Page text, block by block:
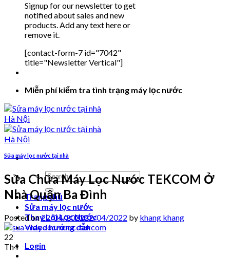
Signup for our newsletter to get
notified about sales and new
products. Add any text here or
remove it.
[contact-form-7 id="7042"
title="Newsletter Vertical"]
Miễn phí kiểm tra tình trạng máy lọc nước
Search
for:
Trang chủ
Sửa máy lọc nước
Thay Lõi Lọc Nước
Video hướng dẫn
Login
Sửa máy lọc nước tại nhà
Sửa Chữa Máy Lọc Nước TEKCOM Ở
Nhà Quận Ba Đình
Posted on22/04/202222/04/2022 by khang khang
22
Th4